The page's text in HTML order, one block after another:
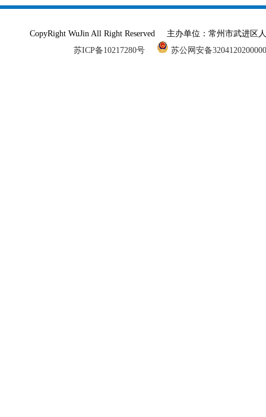
CopyRight WuJin All Right Reserved 主办单位：常州市武进
苏ICP备10217280号
苏公网安备